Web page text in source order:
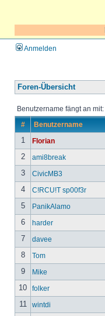
Anmelden
Foren-Übersicht
Benutzername fängt an mit:
# Benutzername
1 Florian
2 ami8break
3 CivicMB3
4 C!RCU!T sp00f3r
5 PanikAlamo
6 harder
7 davee
8 Tom
9 Mike
10 folker
11 wintdi